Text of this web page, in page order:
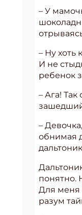
– У
– Ну хоть
И не
ребенок
– Ага! Так
–
обнимая
понятно.
Для меня
разум